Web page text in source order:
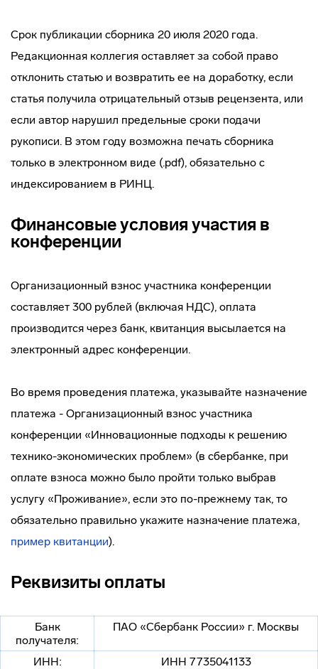
Срок публикации сборника 20 июля 2020 года.
Редакционная коллегия оставляет за собой право
отклонить статью и возвратить ее на доработку, если
статья получила отрицательный отзыв рецензента, или
если автор нарушил предельные сроки подачи
рукописи. В этом году возможна печать сборника
только в электронном виде (.pdf), обязательно с
индексированием в РИНЦ.
Финансовые условия участия в
конференции
Организационный взнос участника конференции
составляет 300 рублей (включая НДС), оплата
производится через банк, квитанция высылается на
электронный адрес конференции.
Во время проведения платежа, указывайте назначение
платежа - Организационный взнос участника
конференции «Инновационные подходы к решению
технико-экономических проблем» (в сбербанке, при
оплате взноса можно было пройти только выбрав
услугу «Проживание», если это по-прежнему так, то
обязательно правильно укажите назначение платежа,
пример квитанции).
Реквизиты оплаты
Банк
получателя:
ПАО «Сбербанк России» г. Москвы
ИНН:
ИНН 7735041133